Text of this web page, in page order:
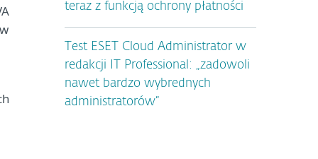
teraz z funkcją ochrony płatności
Test ESET Cloud Administrator w
redakcji IT Professional: „zadowoli
nawet bardzo wybrednych
administratorów”